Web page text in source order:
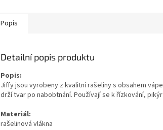
Popis
Detailní popis produktu
Popis:
Jiffy jsou vyrobeny z kvalitní rašeliny s obsahem
drží tvar po nabobtnání. Používají se k řízkování,
Materiál:
rašelinová vlákna